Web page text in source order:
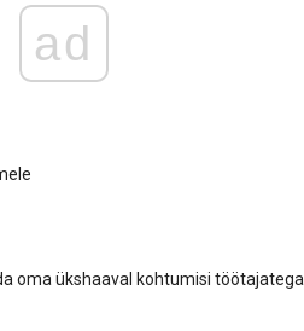
ad
oma ükshaaval kohtumisi töötajatega